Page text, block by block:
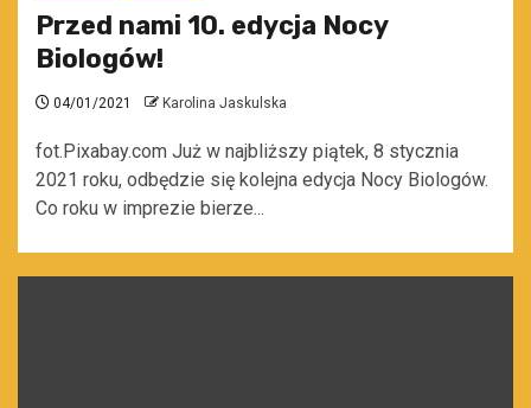
Przed nami 10. edycja Nocy
Biologów!
04/01/2021 Karolina Jaskulska
fot.Pixabay.com Już w najbliższy piątek, 8 stycznia
2021 roku, odbędzie się kolejna edycja Nocy Biologów.
Co roku w imprezie bierze...